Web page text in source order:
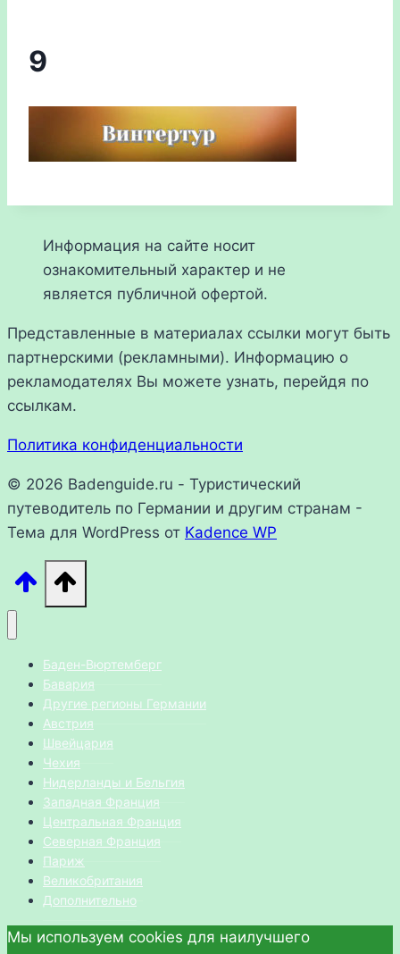
9
Информация на сайте носит
ознакомительный характер и не
является публичной офертой.
Представленные в материалах ссылки могут быть
партнерскими (рекламными). Информацию о
рекламодателях Вы можете узнать, перейдя по
ссылкам.
Политика конфиденциальности
© 2026 Badenguide.ru - Туристический
путеводитель по Германии и другим странам -
Тема для WordPress от Kadence WP
Баден-Вюртемберг
Бавария
Другие регионы Германии
Австрия
Швейцария
Чехия
Нидерланды и Бельгия
Западная Франция
Центральная Франция
Северная Франция
Париж
Великобритания
Дополнительно
Мы используем cookies для наилучшего